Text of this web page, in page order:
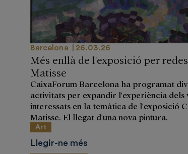
Barcelona 26.03.26
Més enllà de l'exposició per
Matisse
CaixaForum Barcelona ha programat
activitats per expandir l'experiència dels
interessats en la temàtica de l'exposició
Matisse. El llegat d'una nova pintura.
Art
Llegir-ne més